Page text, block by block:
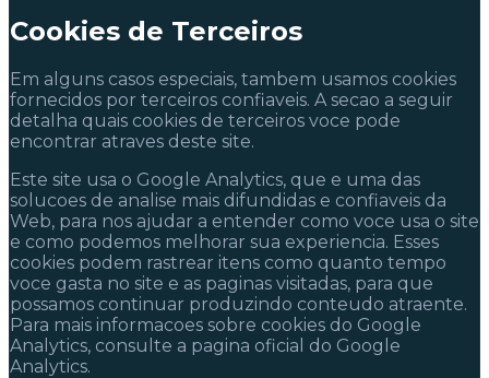
Cookies de Terceiros
Em alguns casos especiais, tambem usamos cookies
fornecidos por terceiros confiaveis. A secao a seguir
detalha quais cookies de terceiros voce pode
encontrar atraves deste site.
Este site usa o Google Analytics, que e uma das
solucoes de analise mais difundidas e confiaveis da
Web, para nos ajudar a entender como voce usa o site
e como podemos melhorar sua experiencia. Esses
cookies podem rastrear itens como quanto tempo
voce gasta no site e as paginas visitadas, para que
possamos continuar produzindo conteudo atraente.
Para mais informacoes sobre cookies do Google
Analytics, consulte a pagina oficial do Google
Analytics.